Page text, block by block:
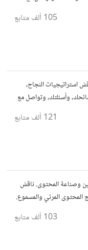
105 ألف متابع
استراتيجيات النجاح،
وأسئلتك، وتواصل مع
121 ألف متابع
وصناعة المحتوى. ناقش
المحتوى المرئي والمسموع.
103 ألف متابع